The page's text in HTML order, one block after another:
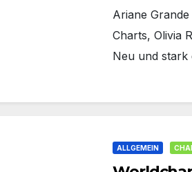
Ariane
Charts, Olivia
Neu und stark
ALLGEMEIN